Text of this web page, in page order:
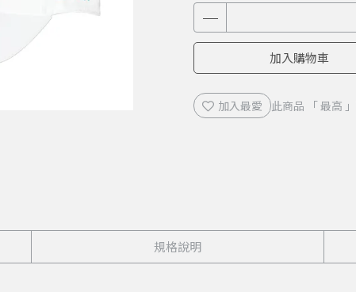
加入購物車
加入最愛 此商品 「 最高
規格說明